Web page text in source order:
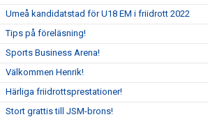
Umeå kandidatstad för U18 EM i friidrott 2022
Tips på föreläsning!
Sports Business Arena!
Välkommen Henrik!
Härliga friidrottsprestationer!
Stort grattis till JSM-brons!